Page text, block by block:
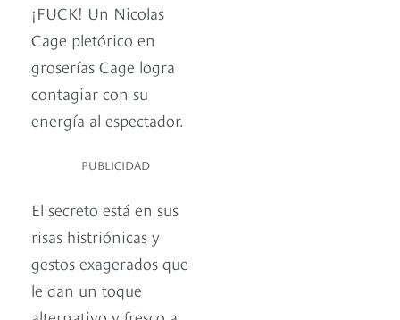
¡FUCK! Un Nicolas
Cage pletórico en
groserías Cage logra
contagiar con su
energía al espectador.
PUBLICIDAD
El secreto está en sus
risas histriónicas y
gestos exagerados que
le dan un toque